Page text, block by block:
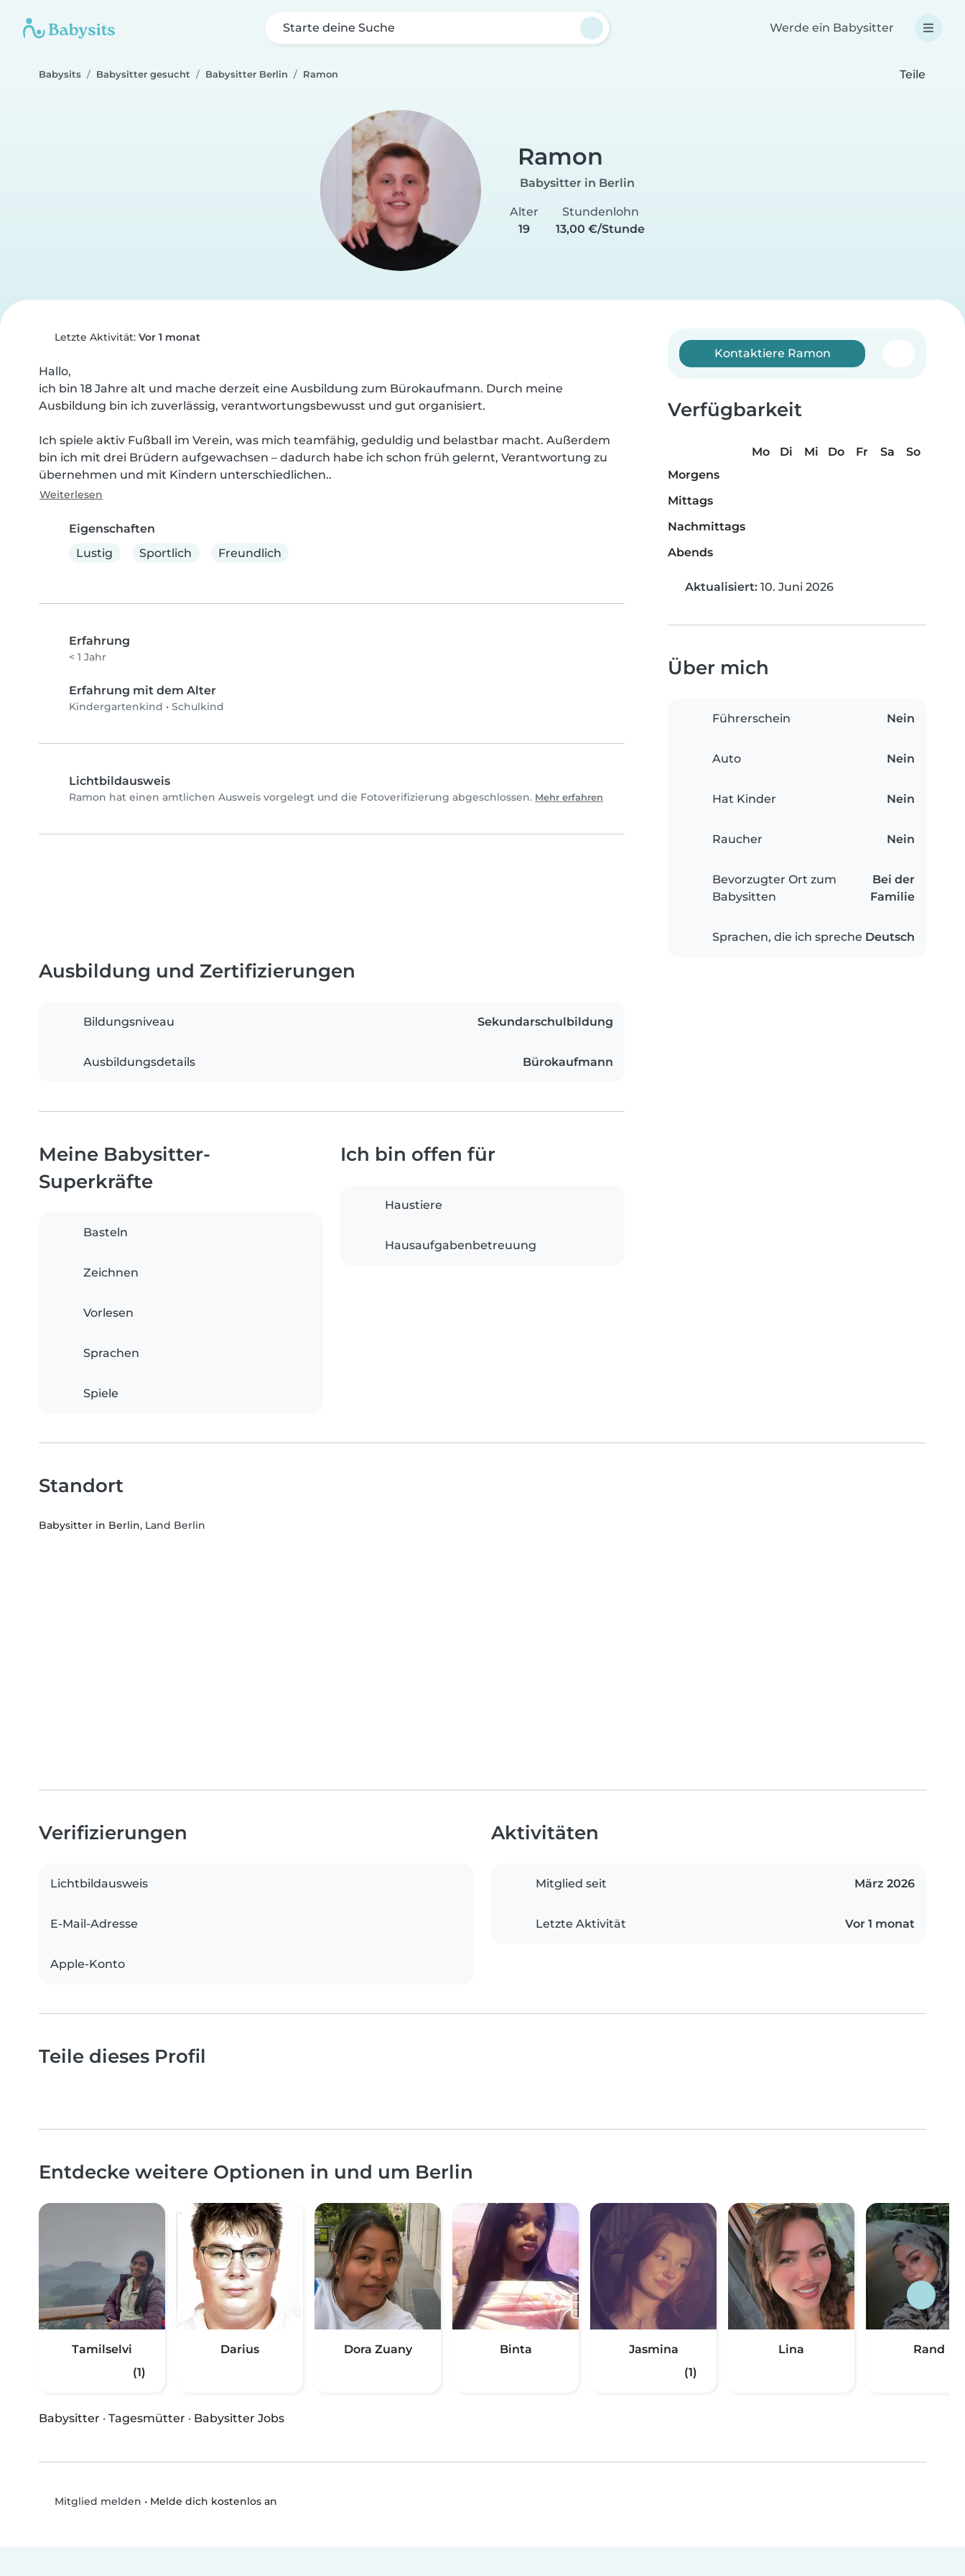
Starte deine Suche Werde ein Babysitter
Babysits Babysitter gesucht Babysitter Berlin Ramon Teile
Ramon
Babysitter in Berlin
Alter
19
Stundenlohn
13,00 €/Stunde
Letzte Aktivität: Vor 1 monat
Hallo,
ich bin 18 Jahre alt und mache derzeit eine Ausbildung zum Bürokaufmann. Durch meine
Ausbildung bin ich zuverlässig, verantwortungsbewusst und gut organisiert.
Ich spiele aktiv Fußball im Verein, was mich teamfähig, geduldig und belastbar macht. Außerdem
bin ich mit drei Brüdern aufgewachsen – dadurch habe ich schon früh gelernt, Verantwortung zu
übernehmen und mit Kindern unterschiedlichen..
Weiterlesen
Eigenschaften
Lustig
Sportlich Freundlich
Erfahrung
< 1 Jahr
Erfahrung mit dem Alter
Kindergartenkind • Schulkind
Lichtbildausweis
Ramon hat einen amtlichen Ausweis vorgelegt und die Fotoverifizierung abgeschlossen. Mehr erfahren
Kontaktiere Ramon
Verfügbarkeit
Mo Di Mi Do Fr Sa
So
Morgens
Mittags
Nachmittags
Abends
Aktualisiert: 10. Juni 2026
Über mich
Führerschein Nein
Auto Nein
Hat Kinder Nein
Raucher Nein
Bevorzugter Ort zum
Babysitten
Bei der
Familie
Sprachen, die ich spreche Deutsch
Ausbildung und Zertifizierungen
Bildungsniveau Sekundarschulbildung
Ausbildungsdetails Bürokaufmann
Meine Babysitter-
Superkräfte
Basteln
Zeichnen
Vorlesen
Sprachen
Spiele
Ich bin offen für
Haustiere
Hausaufgabenbetreuung
Standort
Babysitter in Berlin, Land Berlin
Verifizierungen
Lichtbildausweis
E-Mail-Adresse
Apple-Konto
Aktivitäten
Mitglied seit März 2026
Letzte Aktivität Vor 1 monat
Teile dieses Profil
Entdecke weitere Optionen in und um Berlin
Tamilselvi
(1)
Darius Dora Zuany Binta
Jasmina
(1)
Lina Rand
Babysitter · Tagesmütter · Babysitter Jobs
Mitglied melden • Melde dich kostenlos an